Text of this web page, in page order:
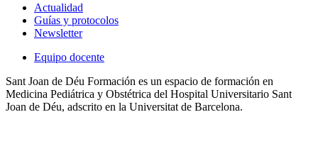
Actualidad
Guías y protocolos
Newsletter
Equipo docente
Sant Joan de Déu Formación es un espacio de formación en
Medicina Pediátrica y Obstétrica del Hospital Universitario Sant
Joan de Déu, adscrito en la Universitat de Barcelona.